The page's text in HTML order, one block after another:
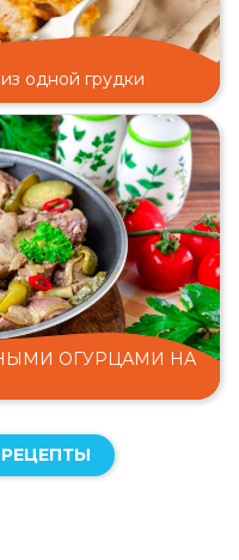
одной грудки
ОГУРЦАМИ НА